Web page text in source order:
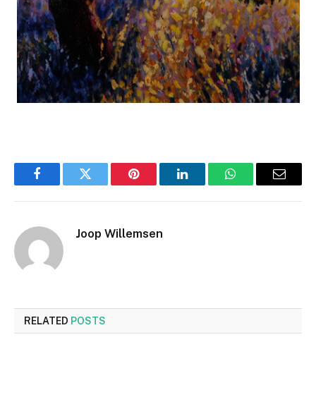
FacebookTwitter Pinterest LinkedInWhatsAppEmail
Joop Willemsen
RELATED POSTS